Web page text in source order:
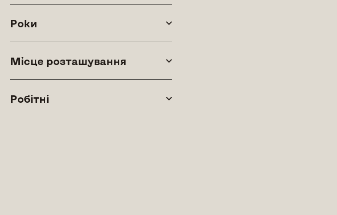
Роки
Місце розташування
Робітні